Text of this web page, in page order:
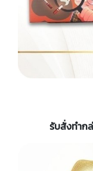
รับสั่งทำก